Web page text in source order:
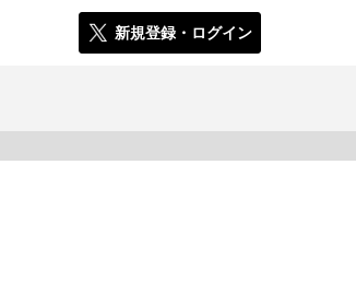
新規登録・ログイン